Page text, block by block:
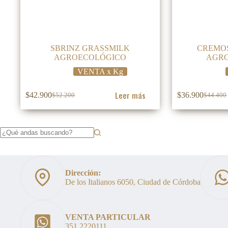
SBRINZ GRASSMILK
AGROECOLÓGICO
VENTA x Kg
$52.200
El
precio
original
era:
$52.200.
$42.900El
precio
actual
es:
$42.900.
Leer más $44.400
El
precio
original
$36.900El
precio
actual
Dirección:
De los Italianos 6050, Ciudad de Córdoba
VENTA PARTICULAR